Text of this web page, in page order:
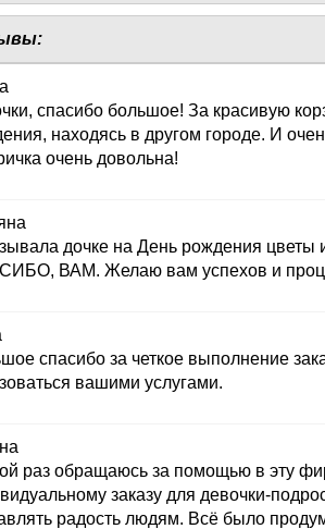
спасибо большое! За красивую
находясь в другом городе. И
очень довольна!
дочке на День рождения
ВАМ. Желаю вам успехов и
спасибо за четкое выполнение
вашими услугами.
раз обращаюсь за помощью в эту
заказу для девочки-
радость людям. Всё было